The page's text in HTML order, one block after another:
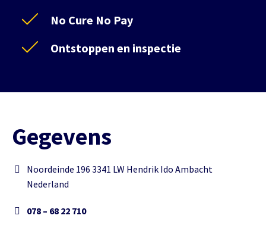
No Cure No Pay
Ontstoppen en inspectie
Gegevens
Noordeinde 196 3341 LW Hendrik Ido Ambacht
Nederland
078 – 68 22 710